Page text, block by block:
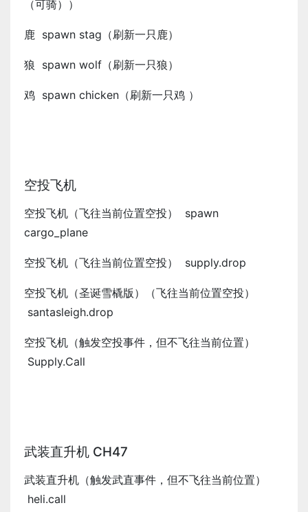
（可骑））
鹿 spawn stag（刷新一只鹿）
狼 spawn wolf（刷新一只狼）
鸡 spawn chicken（刷新一只鸡 ）
空投飞机
空投飞机（飞往当前位置空投） spawn
cargo_plane
空投飞机（飞往当前位置空投） supply.drop
空投飞机（圣诞雪橇版）（飞往当前位置空投）
santasleigh.drop
空投飞机（触发空投事件，但不飞往当前位置）
Supply.Call
武装直升机 CH47
武装直升机（触发武直事件，但不飞往当前位置）
heli.call